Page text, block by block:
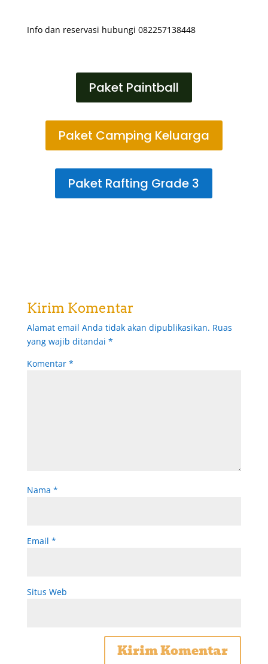
Info dan reservasi hubungi 082257138448
Paket Paintball
Paket Camping Keluarga
Paket Rafting Grade 3
Kirim Komentar
Alamat email Anda tidak akan dipublikasikan. Ruas
yang wajib ditandai *
Komentar *
Nama *
Email *
Situs Web